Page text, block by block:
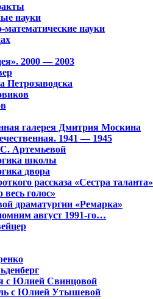
науки
математические науки
2000 — 2003
Петрозаводска
галерея Дмитрия Москина
1941 — 1945
Артемьевой
школы
двора
рассказа «Сестра таланта»
голос»
драматургии «Ремарка»
август 1991-го…
с Юлией Свинцовой
с Юлией Утышевой